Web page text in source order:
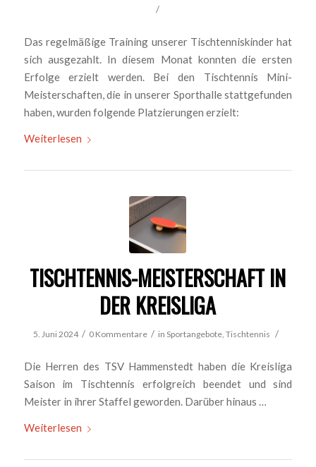
/
Das regelmäßige Training unserer Tischtenniskinder hat
sich ausgezahlt. In diesem Monat konnten die ersten
Erfolge erzielt werden. Bei den Tischtennis Mini-
Meisterschaften, die in unserer Sporthalle stattgefunden
haben, wurden folgende Platzierungen erzielt:
Weiterlesen
TISCHTENNIS-MEISTERSCHAFT IN
DER KREISLIGA
5. Juni 2024 / 0 Kommentare / in Sportangebote,Tischtennis /
Die Herren des TSV Hammenstedt haben die Kreisliga
Saison im Tischtennis erfolgreich beendet und sind
Meister in ihrer Staffel geworden. Darüber hinaus …
Weiterlesen